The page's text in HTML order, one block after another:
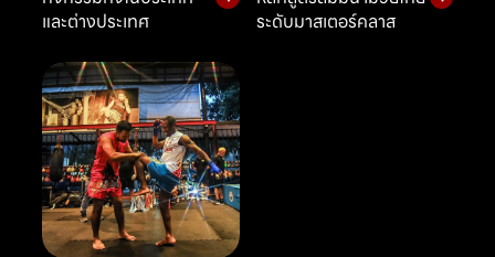
และต่างประเทศ
ระดับมาสเตอร์คลาส